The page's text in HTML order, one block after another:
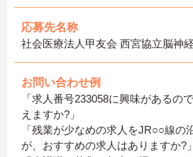
応募先名称
社会医療法人甲友会 西宮協立脳神
お問い合わせ例
「求人番号233058に興味があるの
えますか?」
「残業が少なめの求人をJR○○線の
が、おすすめの求人はありますか?」